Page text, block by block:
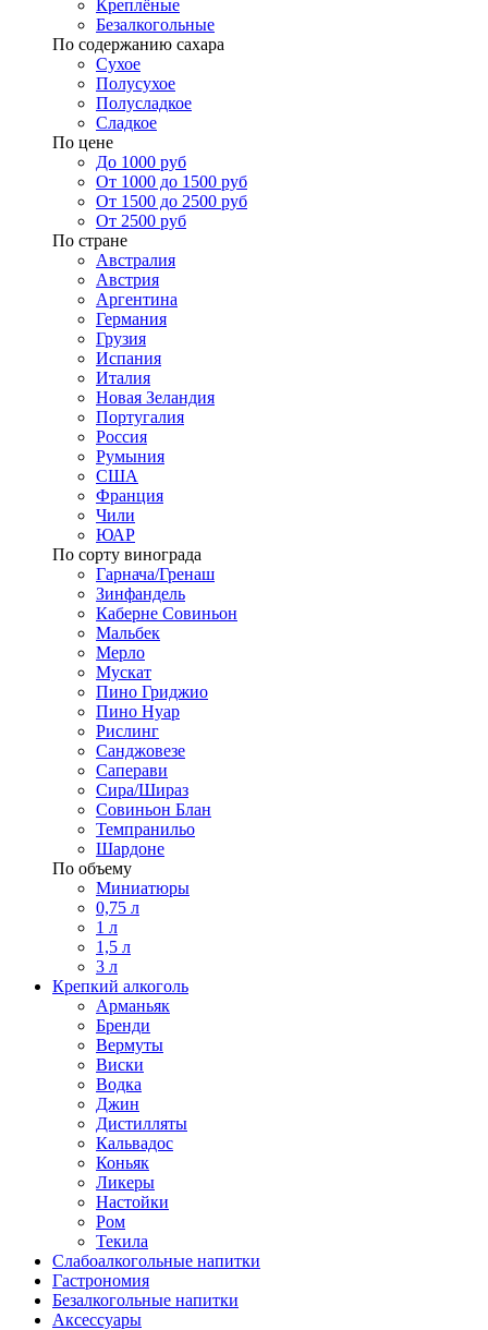
Креплёные
Безалкогольные
По содержанию сахара
Сухое
Полусухое
Полусладкое
Сладкое
По цене
До 1000 руб
От 1000 до 1500 руб
От 1500 до 2500 руб
От 2500 руб
По стране
Австралия
Австрия
Аргентина
Германия
Грузия
Испания
Италия
Новая Зеландия
Португалия
Россия
Румыния
США
Франция
Чили
ЮАР
По сорту винограда
Гарнача/Гренаш
Зинфандель
Каберне Совиньон
Мальбек
Мерло
Мускат
Пино Гриджио
Пино Нуар
Рислинг
Санджовезе
Саперави
Сира/Шираз
Совиньон Блан
Темпранильо
Шардоне
По объему
Миниатюры
0,75 л
1 л
1,5 л
3 л
Крепкий алкоголь
Арманьяк
Бренди
Вермуты
Виски
Водка
Джин
Дистилляты
Кальвадос
Коньяк
Ликеры
Настойки
Ром
Текила
Слабоалкогольные напитки
Гастрономия
Безалкогольные напитки
Аксессуары